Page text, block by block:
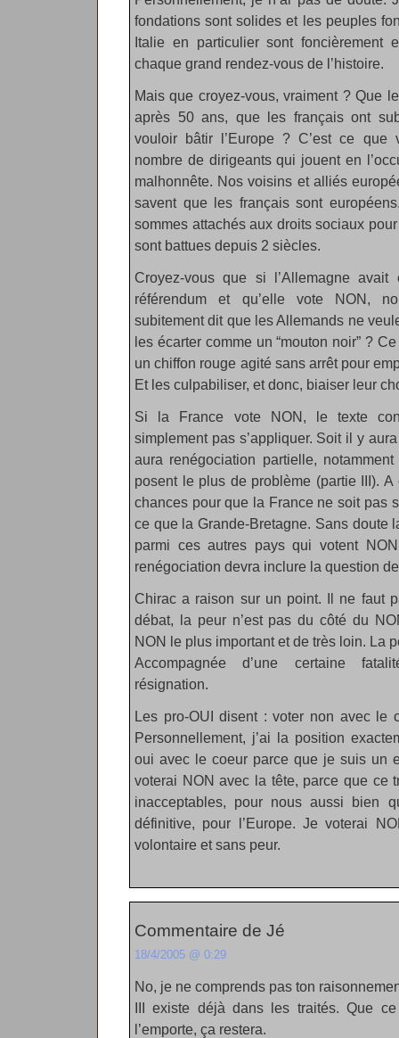
fondations sont solides et les peuples
Italie en particulier sont foncièrement
chaque grand rendez-vous de l’histoire.
Mais que croyez-vous, vraiment ? Que
après 50 ans, que les français ont
vouloir bâtir l’Europe ? C’est ce que
nombre de dirigeants qui jouent en
malhonnête. Nos voisins et alliés
savent que les français sont
sommes attachés aux droits sociaux
sont battues depuis 2 siècles.
Croyez-vous que si l’Allemagne
référendum et qu’elle vote NON,
subitement dit que les Allemands ne
les écarter comme un “mouton noir” ?
un chiffon rouge agité sans arrêt pour
Et les culpabiliser, et donc, biaiser leur
Si la France vote NON, le texte
simplement pas s’appliquer. Soit il y
aura renégociation partielle,
posent le plus de problème (partie III).
chances pour que la France ne soit pas
ce que la Grande-Bretagne. Sans doute
parmi ces autres pays qui votent
renégociation devra inclure la question
Chirac a raison sur un point. Il ne faut
débat, la peur n’est pas du côté du
NON le plus important et de très loin. La
Accompagnée d’une certaine
résignation.
Les pro-OUI disent : voter non avec le
Personnellement, j’ai la position
oui avec le coeur parce que je suis un
voterai NON avec la tête, parce que ce
inacceptables, pour nous aussi bien
définitive, pour l’Europe. Je voterai
volontaire et sans peur.
Commentaire de Jé
18/4/2005 @ 0:29
No, je ne comprends pas ton
III existe déjà dans les traités. Que
l’emporte, ça restera.